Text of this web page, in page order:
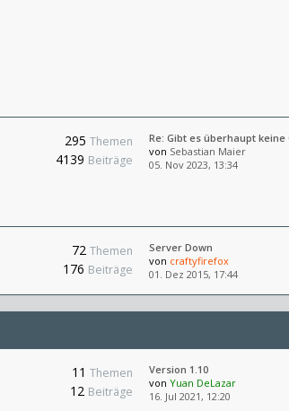
295 Themen
4139 Beiträge
Re: Gibt es überhaupt keine
von Sebastian Maier
05. Nov 2023, 13:34
72 Themen
176 Beiträge
Server Down
von craftyfirefox
01. Dez 2015, 17:44
11 Themen
12 Beiträge
Version 1.10
von Yuan DeLazar
16. Jul 2021, 12:20